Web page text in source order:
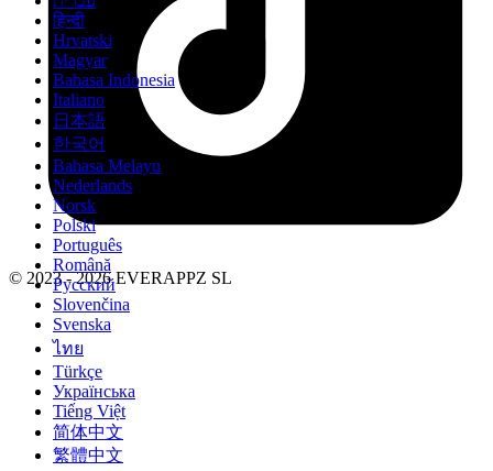
हिन्दी
Hrvatski
Magyar
Bahasa Indonesia
Italiano
日本語
한국어
Bahasa Melayu
Nederlands
Norsk
Polski
Português
Română
Русский
Slovenčina
Svenska
ไทย
Türkçe
Українська
Tiếng Việt
简体中文
繁體中文
© 2023 - 2026 EVERAPPZ SL